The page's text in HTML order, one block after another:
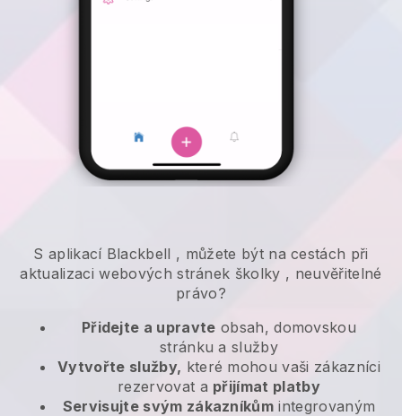
S aplikací Blackbell , můžete být na cestách při
aktualizaci webových stránek školky , neuvěřitelné
právo?
Přidejte a upravte obsah, domovskou
stránku a služby
Vytvořte služby, které mohou vaši zákazníci
rezervovat a přijímat platby
Servisujte svým zákazníkům integrovaným